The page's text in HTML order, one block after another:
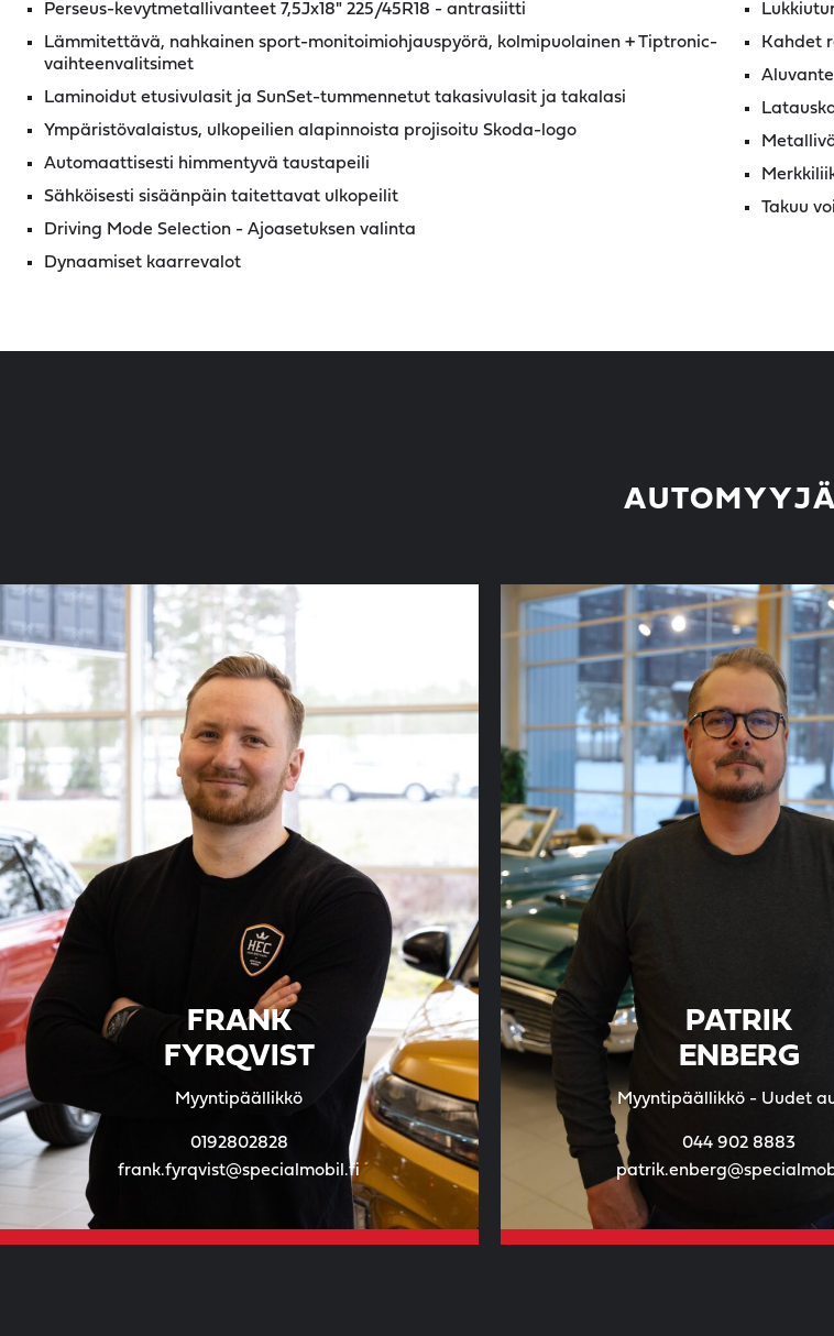
Perseus-kevytmetallivanteet 7,5Jx18" 225/45R18 - antrasiitti
Lämmitettävä, nahkainen sport-monitoimiohjauspyörä, kolmipuolainen + Tiptronic-
vaihteenvalitsimet
Laminoidut etusivulasit ja SunSet-tummennetut takasivulasit ja takalasi
Ympäristövalaistus, ulkopeilien alapinnoista projisoitu Skoda-logo
Automaattisesti himmentyvä taustapeili
Sähköisesti sisäänpäin taitettavat ulkopeilit
Driving Mode Selection - Ajoasetuksen valinta
Dynaamiset kaarrevalot
Kahdet
Takuu
FRANK
FYRQVIST
Myyntipäällikkö
0192802828
frank.fyrqvist@specialmobil.fi
PATRIK
ENBERG
Myyntipäällikkö - Uudet
044 902 8883